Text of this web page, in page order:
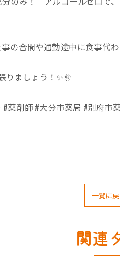
の合間や通勤途中に食事代
りましょう！✨🌞
剤師 #大分市薬局 #別府市
一覧に
関連